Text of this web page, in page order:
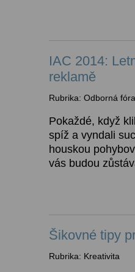
IAC 2014:
reklamě
Rubrika: Odborná fóra
Pokaždé, když
spíž a vyndali
houskou
vás budou
Šikovné tipy
Rubrika: Kreativita